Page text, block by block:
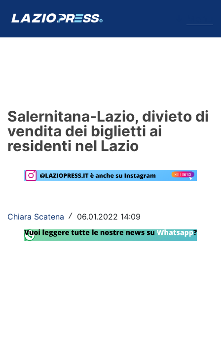
Formello
Infortuni
Primavera
Lazio Women
Rassegna Lazio
Salernitana-Lazio, divieto di
vendita dei biglietti ai
residenti nel Lazio
Chiara Scatena / 06.01.2022 14:09